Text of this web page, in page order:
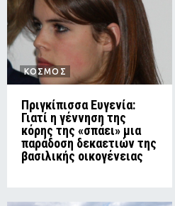
ΚΟΣΜΟΣ
Πριγκίπισσα Ευγενία:
Γιατί η γέννηση της
κόρης της «σπάει» μια
παράδοση δεκαετιών της
βασιλικής οικογένειας